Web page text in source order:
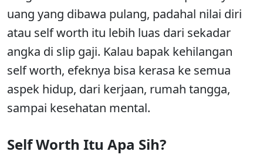
uang yang dibawa pulang, padahal nilai diri
atau self worth itu lebih luas dari sekadar
angka di slip gaji. Kalau bapak kehilangan
self worth, efeknya bisa kerasa ke semua
aspek hidup, dari kerjaan, rumah tangga,
sampai kesehatan mental.
Self Worth Itu Apa Sih?